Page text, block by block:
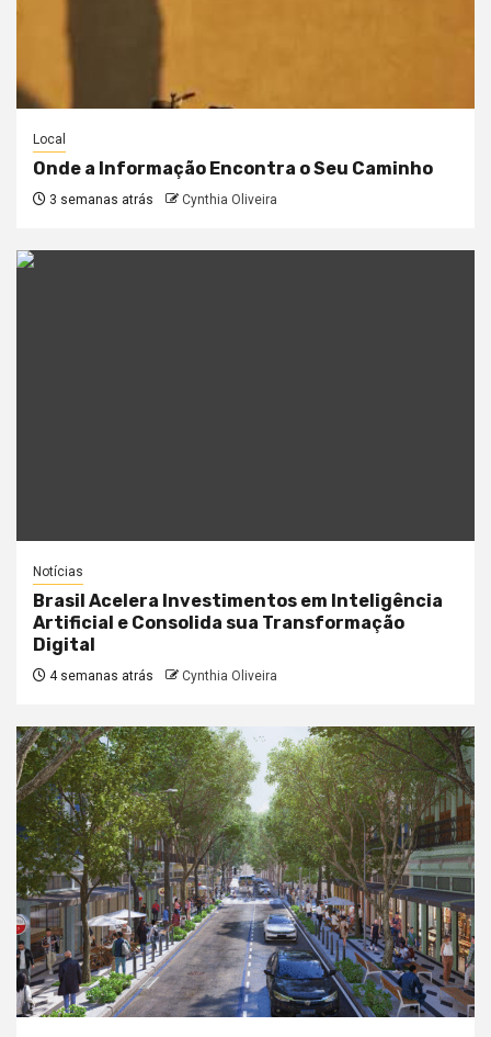
Local
Onde a Informação Encontra o Seu Caminho
3 semanas atrás Cynthia Oliveira
Notícias
Brasil Acelera Investimentos em Inteligência
Artificial e Consolida sua Transformação
Digital
4 semanas atrás Cynthia Oliveira